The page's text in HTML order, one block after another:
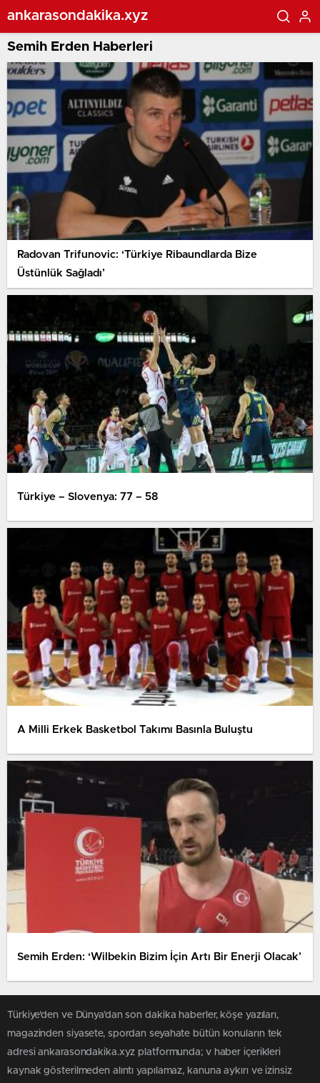
ankarasondakika.xyz
Semih Erden Haberleri
Radovan Trifunovic: ‘Türkiye Ribaundlarda Bize
Üstünlük Sağladı’
Türkiye – Slovenya: 77 – 58
A Milli Erkek Basketbol Takımı Basınla Buluştu
Semih Erden: ‘Wilbekin Bizim İçin Artı Bir Enerji Olacak’
Türkiye'den ve Dünya’dan son dakika haberler, köşe yazıları,
magazinden siyasete, spordan seyahate bütün konuların tek
adresi ankarasondakika.xyz platformunda; v haber içerikleri
kaynak gösterilmeden alıntı yapılamaz, kanuna aykırı ve izinsiz